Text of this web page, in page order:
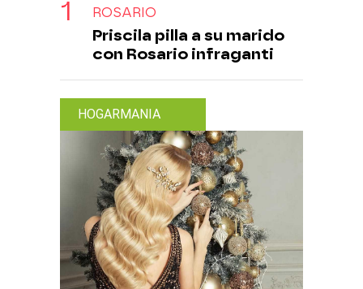
ROSARIO
Priscila pilla a su marido
con Rosario infraganti
HOGARMANIA